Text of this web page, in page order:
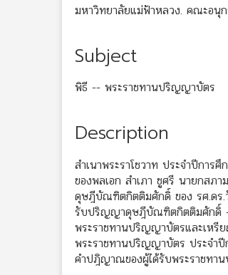
มหาวิทยาลัยแม่ฟ้าหลวง. คณะอนุ
Subject
พิธี -- พระราชทานปริญญาบัตร
Description
สำเนาพระราโชวาท ประจำปีกา
ของพลเอก สำเภา ชูศรี นายกส
ดุษฎีบัณฑิตกิตติมศักดิ์ ของ รศ.ดร.
รับปริญญาดุษฎีบัณฑิตกิตติมศักดิ์
พระราชทานปริญญาบัตรและเหรี
พระราชทานปริญญาบัตร ประจำ
คำปฎิญาณของผู้ได้รับพระราชทา